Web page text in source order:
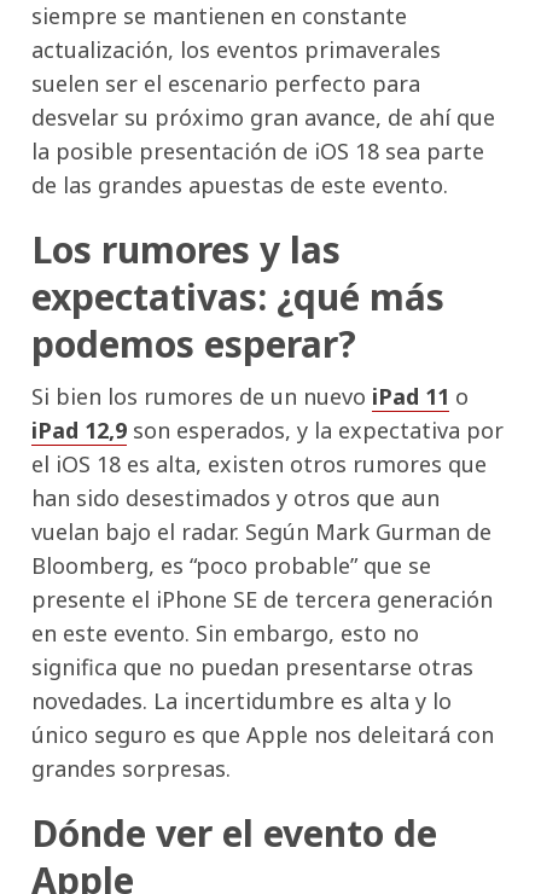
siempre se mantienen en constante
actualización, los eventos primaverales
suelen ser el escenario perfecto para
desvelar su próximo gran avance, de ahí que
la posible presentación de iOS 18 sea parte
de las grandes apuestas de este evento.
Los rumores y las
expectativas: ¿qué más
podemos esperar?
Si bien los rumores de un nuevo iPad 11 o
iPad 12,9 son esperados, y la expectativa por
el iOS 18 es alta, existen otros rumores que
han sido desestimados y otros que aun
vuelan bajo el radar. Según Mark Gurman de
Bloomberg, es “poco probable” que se
presente el iPhone SE de tercera generación
en este evento. Sin embargo, esto no
significa que no puedan presentarse otras
novedades. La incertidumbre es alta y lo
único seguro es que Apple nos deleitará con
grandes sorpresas.
Dónde ver el evento de
Apple